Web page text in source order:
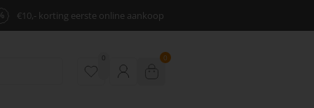
€10,- korting eerste online aankoop
0 0